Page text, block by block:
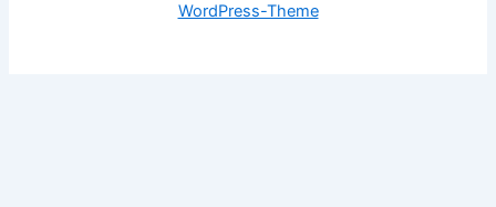
WordPress-Theme